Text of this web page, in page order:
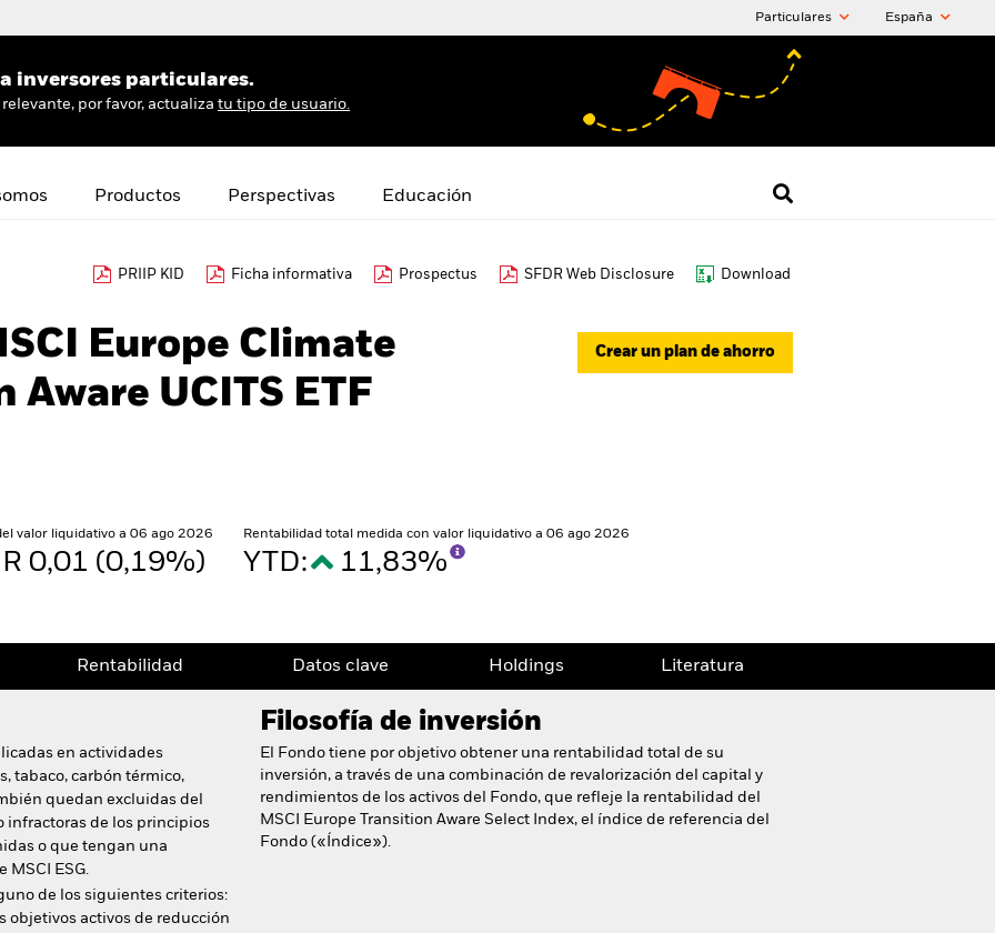
Particulares España
inversores particulares.
por favor, actualiza tu tipo de usuario.
Productos Perspectivas Educación
PRIIP KID Ficha informativa Prospectus SFDR Web Disclosure Download
Europe Climate
Aware UCITS ETF
Crear un plan de ahorro
valor liquidativo a 06 ago 2026
0,01 (0,19%)
Rentabilidad total medida con valor liquidativo a 06 ago 2026
YTD: 11,83%
Rentabilidad Datos clave Holdings Literatura
en actividades
tabaco, carbón térmico,
quedan excluidas del
infractoras de los principios
o que tengan una
MSCI ESG.
de los siguientes criterios:
objetivos activos de reducción
Filosofía de inversión
El Fondo tiene por objetivo obtener una rentabilidad total de su
inversión, a través de una combinación de revalorización del capital y
rendimientos de los activos del Fondo, que refleje la rentabilidad del
MSCI Europe Transition Aware Select Index, el índice de referencia del
Fondo («Índice»).